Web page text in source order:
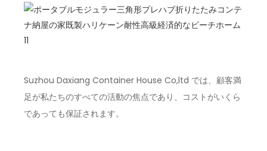
Suzhou Daxiang Container House Co,ltd では、顧客満
足が私たちのすべての活動の焦点であり、コストがいくら
であっても保証されます。